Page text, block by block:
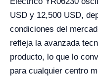
USD y 12,500 USD,
condiciones del
refleja la avanzada
producto, lo que lo
para cualquier centro